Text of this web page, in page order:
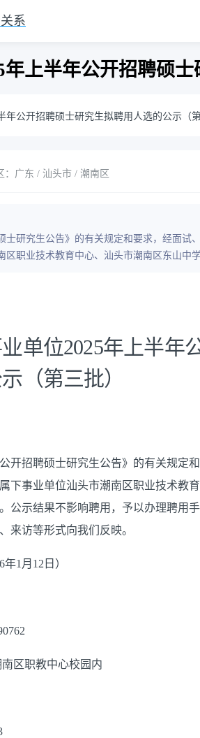
系
上半年公开招聘硕士
公开招聘硕士研究生拟聘用人选的公示（第
：广东 / 汕头市 / 潮南区
士研究生公告》的有关规定和要求，经面试
职业技术教育中心、汕头市潮南区东山中
单位2025年上半年
（第三批）
招聘硕士研究生公告》的有关规定
下事业单位汕头市潮南区职业技术教
公示结果不影响聘用，予以办理聘用
来访等形式向我们反映。
1月12日）
区职教中心校园内